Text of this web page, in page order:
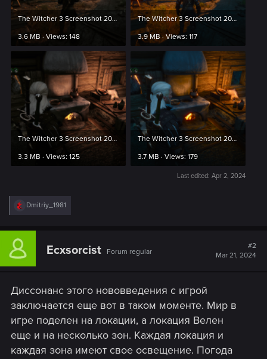
The Witcher 3 Screenshot 2024.03.20 - 01.09.11.80.png
3.6 MB · Views: 148
The Witcher 3 Screenshot 2024.03.20 - 01.09.15.24.png
3.9 MB · Views: 117
The Witcher 3 Screenshot 2024.03.20 - 01.09.58.21.png
3.3 MB · Views: 125
The Witcher 3 Screenshot 2024.03.20 - 01.10.02.11.png
3.7 MB · Views: 179
Last edited: Apr 2, 2024
R
e
c
i
:
Dmitriy_1981
Ecxsorcist Forum regular
#2
Mar 21, 2024
Диссонанс этого нововведения с игрой
заключается еще вот в таком моменте. Мир в
игре поделен на локации, а локация Велен
еще и на несколько зон. Каждая локация и
каждая зона имеют свое освещение. Погода